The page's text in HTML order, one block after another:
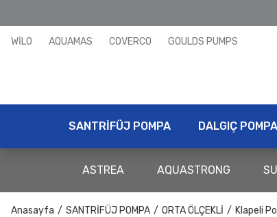
WİLO AQUAMAS COVERCO GOULDS PUMPS
SANTRİFÜJ POMPA DALGIÇ POMPA
ASTREA AQUASTRONG
Anasayfa SANTRİFÜJ POMPA ORTA ÖLÇEKLİ Klapeli